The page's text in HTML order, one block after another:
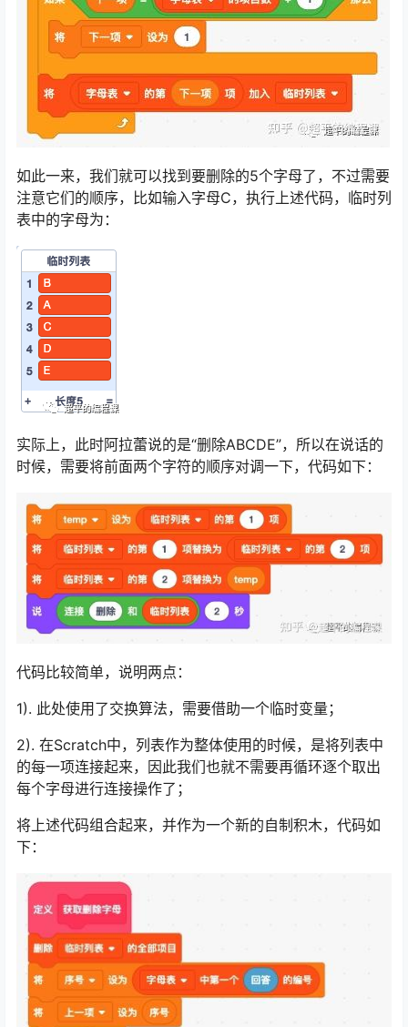
如此一来，我们就可以找到要删除的5个字母了，不过需要
注意它们的顺序，比如输入字母C，执行上述代码，临时列
表中的字母为：
实际上，此时阿拉蕾说的是“删除ABCDE”，所以在说话的
时候，需要将前面两个字符的顺序对调一下，代码如下：
代码比较简单，说明两点：
1). 此处使用了交换算法，需要借助一个临时变量；
2). 在Scratch中，列表作为整体使用的时候，是将列表中
的每一项连接起来，因此我们也就不需要再循环逐个取出
每个字母进行连接操作了；
将上述代码组合起来，并作为一个新的自制积木，代码如
下：